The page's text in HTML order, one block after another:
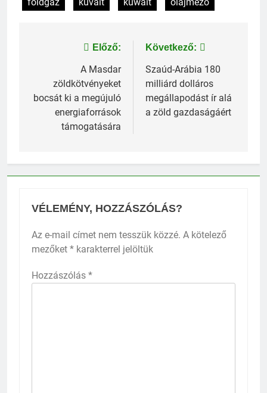
Bejegyzés
navigáció
Előző:
A Masdar
zöldkötvényeket
bocsát ki a megújuló
energiaforrások
támogatására
Következő:
Szaúd-Arábia 180
milliárd dolláros
megállapodást ír alá
a zöld gazdaságáért
VÉLEMÉNY, HOZZÁSZÓLÁS?
Az e-mail címet nem tesszük közzé. A kötelező
mezőket * karakterrel jelöltük
Hozzászólás *